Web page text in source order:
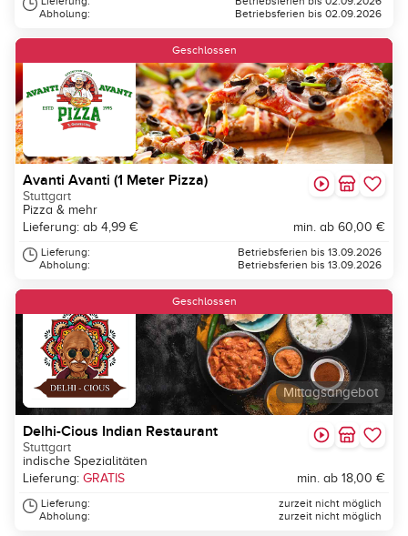
Abholung:
Betriebsferien bis 02.09.2026
Geschlossen
Avanti Avanti (1 Meter Pizza)
Stuttgart
Pizza & mehr
Lieferung: ab 4,99 €
min. ab 60,00 €
Lieferung:
Abholung:
Betriebsferien bis 13.09.2026
Betriebsferien bis 13.09.2026
Mittagsangebot
Geschlossen
Delhi-Cious Indian Restaurant
Stuttgart
indische Spezialitäten
Lieferung: GRATIS min. ab 18,00 €
Lieferung:
Abholung:
zurzeit nicht möglich
zurzeit nicht möglich